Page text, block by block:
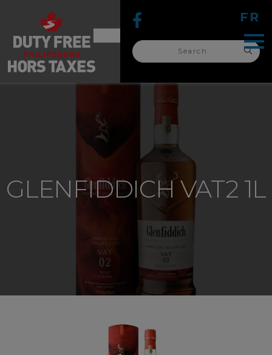
for:
FR
search
for:
GLENFIDDICH VAT2 1L